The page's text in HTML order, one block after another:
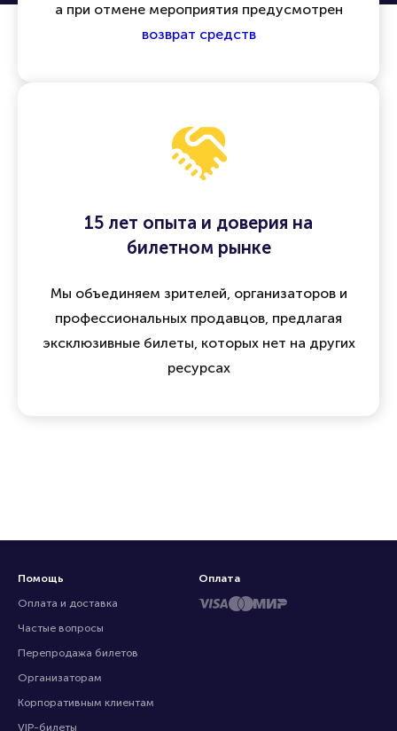
а при отмене мероприятия предусмотрен
возврат средств
15 лет опыта и доверия на
билетном рынке
Мы объединяем зрителей, организаторов и
профессиональных продавцов, предлагая
эксклюзивные билеты, которых нет на других
ресурсах
Помощь
Оплата и доставка
Частые вопросы
Перепродажа билетов
Организаторам
Корпоративным клиентам
VIP-билеты
Оплата